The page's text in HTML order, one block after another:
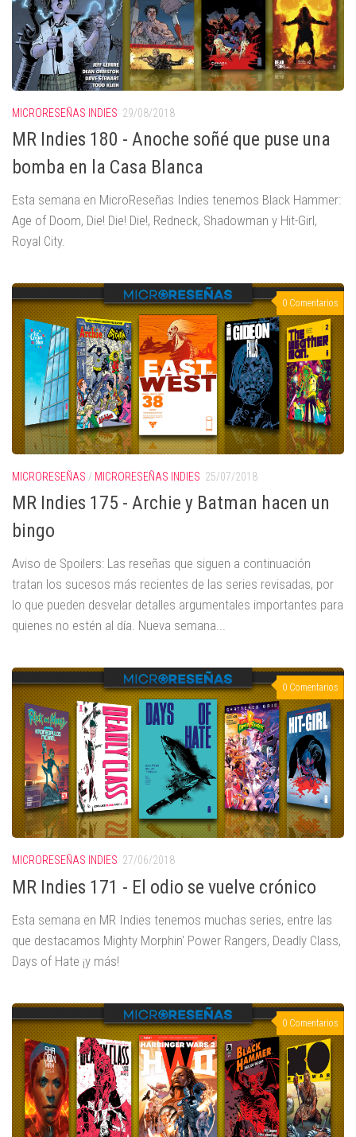
MICRORESEÑAS INDIES 29/08/2018
MR Indies 180 - Anoche soñé que puse una
bomba en la Casa Blanca
Esta semana en MicroReseñas Indies tenemos Black Hammer:
Age of Doom, Die! Die! Die!, Redneck, Shadowman y Hit-Girl,
Royal City.
0 Comentarios
MICRORESEÑAS / MICRORESEÑAS INDIES 25/07/2018
MR Indies 175 - Archie y Batman hacen un
bingo
Aviso de Spoilers: Las reseñas que siguen a continuación
tratan los sucesos más recientes de las series revisadas, por
lo que pueden desvelar detalles argumentales importantes para
quienes no estén al día. Nueva semana...
0 Comentarios
MICRORESEÑAS INDIES 27/06/2018
MR Indies 171 - El odio se vuelve crónico
Esta semana en MR Indies tenemos muchas series, entre las
que destacamos Mighty Morphin' Power Rangers, Deadly Class,
Days of Hate ¡y más!
0 Comentarios